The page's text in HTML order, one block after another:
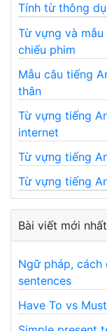
Tính từ thông
Từ vựng và
chiếu phim
Mẫu câu tiếng
thân
Từ vựng tiếng
internet
Từ vựng tiếng
Từ vựng tiếng
Bài viết mới nhất
Ngữ pháp,
sentences
Have To vs